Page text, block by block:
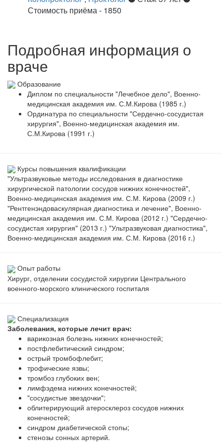
Стоимость приёма - 1850
Подробная информация о
враче
Образование
Диплом по специальности "Лечебное дело", Военно-
медицинская академия им. С.М.Кирова (1985 г.)
Ординатура по специальности "Сердечно-сосудистая
хирургия", Военно-медицинская академия им.
С.М.Кирова (1991 г.)
Курсы повышения квалификации
"Ультразвуковые методы исследования в диагностике
хирургической патологии сосудов нижних конечностей",
Военно-медицинская академия им. С.М. Кирова (2009 г.)
"Рентгенэндоваскулярная диагностика и лечение", Военно-
медицинская академия им. С.М. Кирова (2012 г.) "Сердечно-
сосудистая хирургия" (2013 г.) "Ультразвуковая диагностика",
Военно-медицинская академия им. С.М. Кирова (2016 г.)
Опыт работы
Хирург, отделении сосудистой хирургии Центрального
военного-морского клинического госпиталя
Специализация
Заболевания, которые лечит врач:
варикозная болезнь нижних конечностей;
постфлебитический синдром;
острый тромбофлебит;
трофические язвы;
тромбоз глубоких вен;
лимфэдема нижних конечностей;
"сосудистые звездочки";
облитерирующий атеросклероз сосудов нижних
конечностей;
синдром диабетической стопы;
стенозы сонных артерий.